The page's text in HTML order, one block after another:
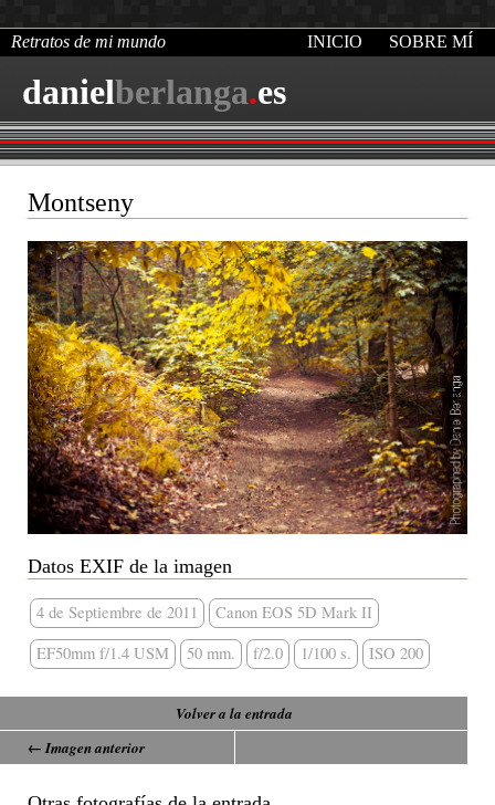
danielberlanga.es
Retratos de mi mundo INICIO SOBRE MÍ
Montseny
Datos EXIF de la imagen
4 de Septiembre de 2011
Canon EOS 5D Mark II
EF50mm f/1.4 USM
50 mm. f/2.0 1/100 s. ISO 200
Volver a la entrada
← Imagen anterior